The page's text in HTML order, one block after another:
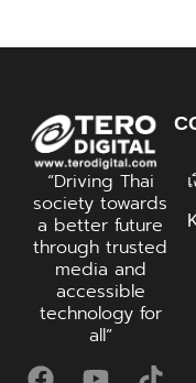
“Driving Thai
society towards
a better future
through trusted
media and
accessible
technology for
all”